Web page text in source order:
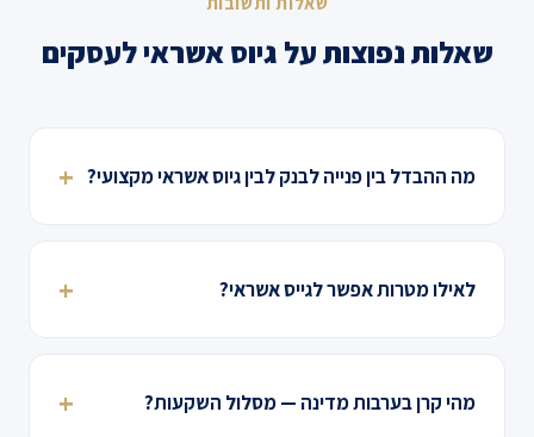
שאלות נפוצות על גיוס אשראי לעסקים
מה ההבדל בין פנייה לבנק לבין גיוס אשראי מקצועי?
לאילו מטרות אפשר לגייס אשראי?
מהי קרן בערבות מדינה — מסלול השקעות?